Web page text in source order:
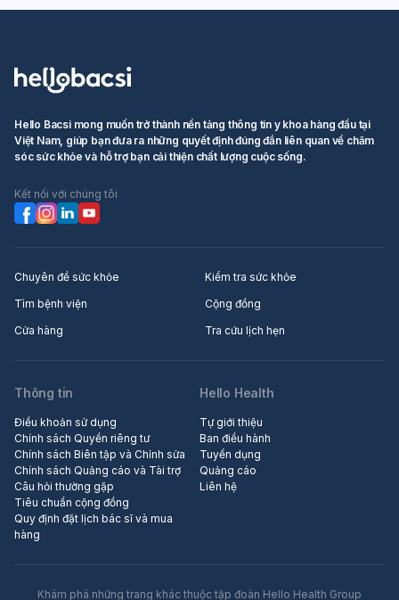
Hello Bacsi mong muốn trở thành nền tảng thông tin y khoa hàng đầu tại
Việt Nam, giúp bạn đưa ra những quyết định đúng đắn liên quan về chăm
sóc sức khỏe và hỗ trợ bạn cải thiện chất lượng cuộc sống.
Kết nối với chúng tôi
Chuyên đề sức khỏe
Kiểm tra sức khỏe
Tìm bệnh viện
Cộng đồng
Cửa hàng
Tra cứu lịch hẹn
Thông tin
Điều khoản sử dụng
Chính sách Quyền riêng tư
Chính sách Biên tập và Chỉnh sửa
Chính sách Quảng cáo và Tài trợ
Câu hỏi thường gặp
Tiêu chuẩn cộng đồng
Quy định đặt lịch bác sĩ và mua
hàng
Hello Health
Tự giới thiệu
Ban điều hành
Tuyển dụng
Quảng cáo
Liên hệ
Khám phá những trang khác thuộc tập đoàn Hello Health Group